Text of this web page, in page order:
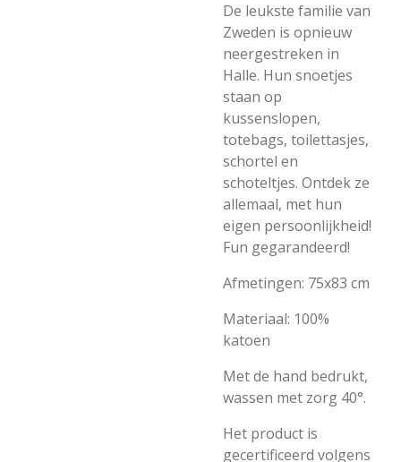
De leukste familie van
Zweden is opnieuw
neergestreken in
Halle. Hun snoetjes
staan op
kussenslopen,
totebags, toilettasjes,
schortel en
schoteltjes. Ontdek ze
allemaal, met hun
eigen persoonlijkheid!
Fun gegarandeerd!
Afmetingen: 75x83 cm
Materiaal: 100%
katoen
Met de hand bedrukt,
wassen met zorg 40°.
Het product is
gecertificeerd volgens